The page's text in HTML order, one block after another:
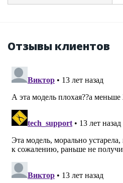
Отзывы клиентов